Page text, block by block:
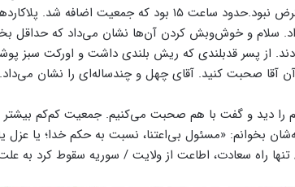
پارک پاستور، خبر دیگری از جمعیت معترض نبود.حدود ساعت ۱۵ بود که
سلام و خوش‌وبش کردن آن‌ها نشان می‌داد که حداقل
از پسر قدبلندی که ریش بلندی داشت و اورکت سبز
آقا صحبت کنید. آقای چهل و چندساله‌ای را نشان می‌داد.
را دید و گفت با هم صحبت می‌کنیم. جمعیت کم‌کم
بخوانم: «مسئول بی‌اعتنا، نسبت به حکم خدا؛ یا عزل
راه سعادت، اطاعت از ولایت / سوریه سقوط کرد به